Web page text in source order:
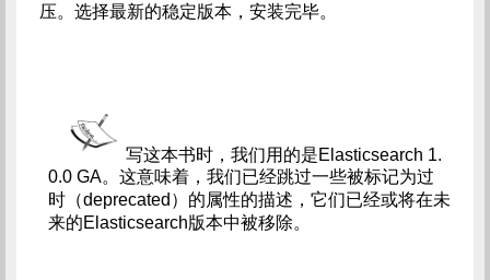
压。选择最新的稳定版本，安装完毕。
写这本书时，我们用的是Elasticsearch 1.
0.0 GA。这意味着，我们已经跳过一些被标记为过
时（deprecated）的属性的描述，它们已经或将在未
来的Elasticsearch版本中被移除。